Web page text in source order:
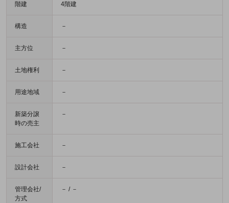
階建 4階建
構造 －
主方位 －
土地権利 －
用途地域 －
新築分譲
時の売主
－
施工会社 －
設計会社 －
管理会社/
方式
－ / －